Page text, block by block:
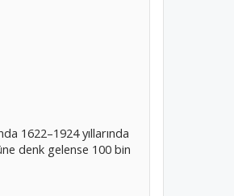
1622–1924 yıllarında
denk gelense 100 bin